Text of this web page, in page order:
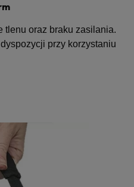
tlenu oraz braku zasilania.
przy korzystaniu